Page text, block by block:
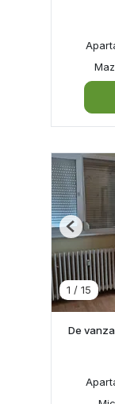
1 / 15
Previous
De